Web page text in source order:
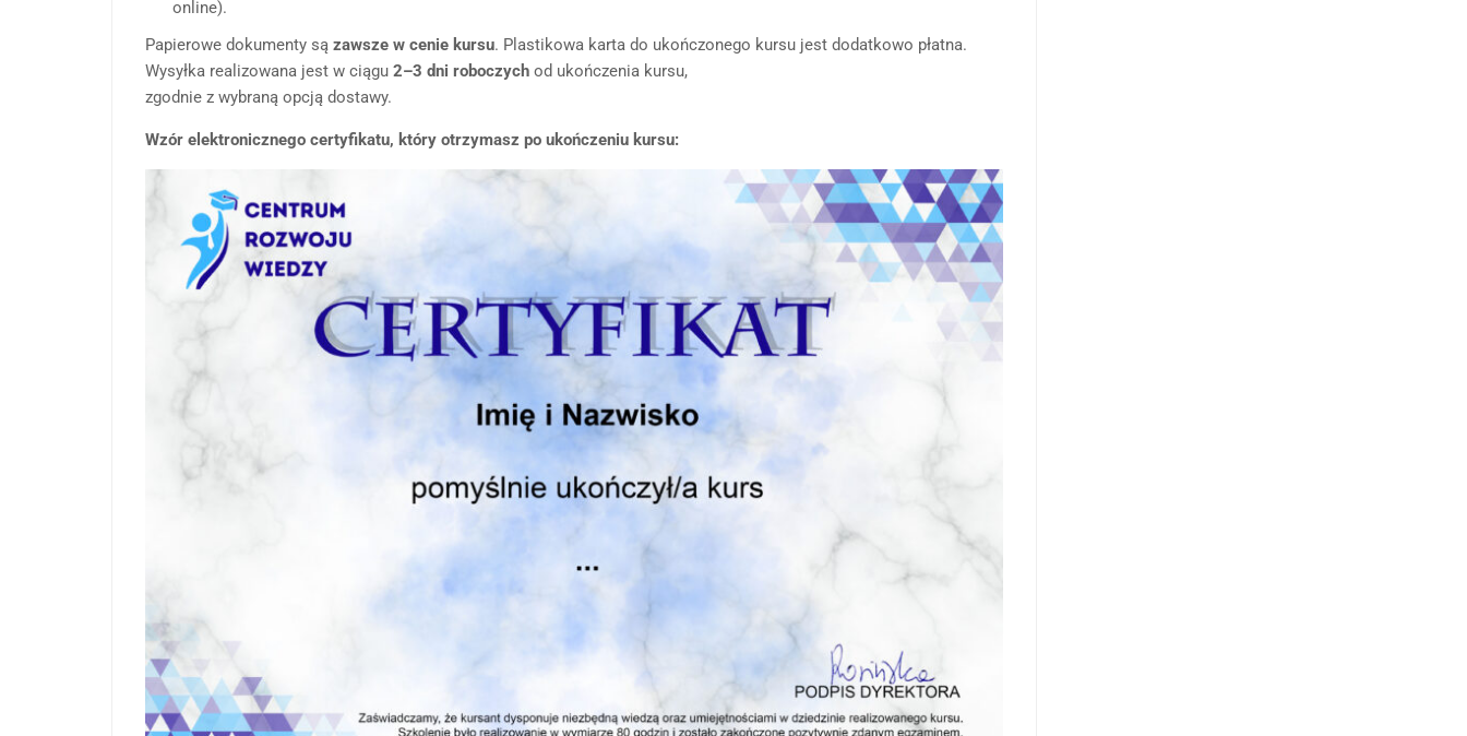
online).
Papierowe dokumenty są zawsze w cenie kursu. Plastikowa karta do ukończonego kursu jest dodatkowo płatna.
Wysyłka realizowana jest w ciągu 2–3 dni roboczych od ukończenia kursu,
zgodnie z wybraną opcją dostawy.
Wzór elektronicznego certyfikatu, który otrzymasz po ukończeniu kursu: